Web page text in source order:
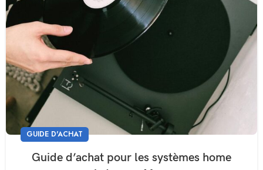
GUIDE D'ACHAT
Guide d’achat pour les systèmes home